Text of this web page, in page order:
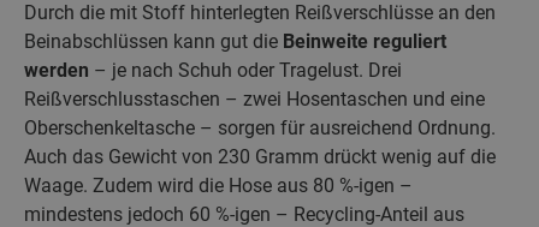
Durch die mit Stoff hinterlegten Reißverschlüsse an den
Beinabschlüssen kann gut die Beinweite reguliert
werden – je nach Schuh oder Tragelust. Drei
Reißverschlusstaschen – zwei Hosentaschen und eine
Oberschenkeltasche – sorgen für ausreichend Ordnung.
Auch das Gewicht von 230 Gramm drückt wenig auf die
Waage. Zudem wird die Hose aus 80 %-igen –
mindestens jedoch 60 %-igen – Recycling-Anteil aus